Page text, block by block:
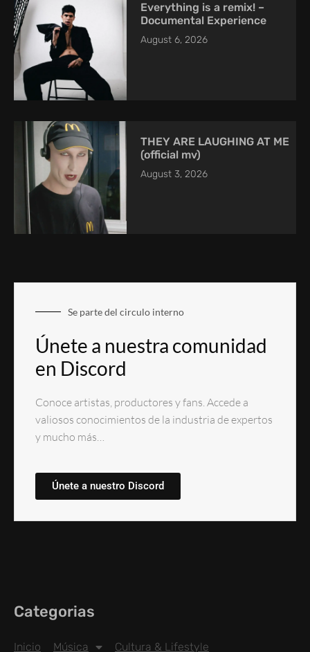
Everything is a remix! –
Documental Experience
August 6, 2026
THEY ARE LAUGHING AT ME
(official mv)
August 3, 2026
Se parte del circulo interno
Únete a nuestra comunidad
en Discord
Conoce artistas, productores y fans. Accede a
valiosos conocimientos de la industria de expertos
y mucho más…
Únete a nuestro Discord
Categorias
Inicio Música Cultura & Lifestyle